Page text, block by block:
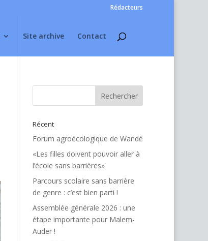
Rédacteurs
Site archive Contact
Récent
Forum agroécologique de Wandé
«Les filles doivent pouvoir aller à
l’école sans barrières»
Parcours scolaire sans barrière
de genre : c’est bien parti !
Assemblée générale 2026 : une
étape importante pour Malem-
Auder !